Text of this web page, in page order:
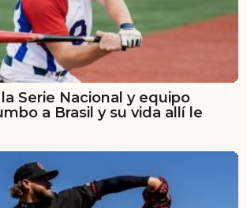
Serie Nacional y equipo
a Brasil y su vida allí le